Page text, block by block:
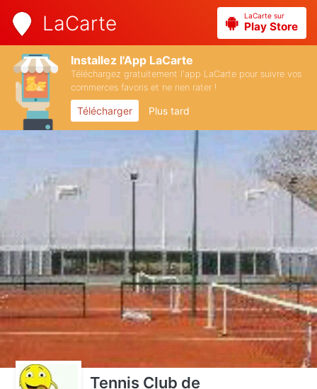
LaCarte LaCarte sur
Play Store
Installez l'App LaCarte
Téléchargez gratuitement l'app LaCarte pour suivre vos
commerces favoris et ne rien rater !
Télécharger Plus tard
Tennis Club de